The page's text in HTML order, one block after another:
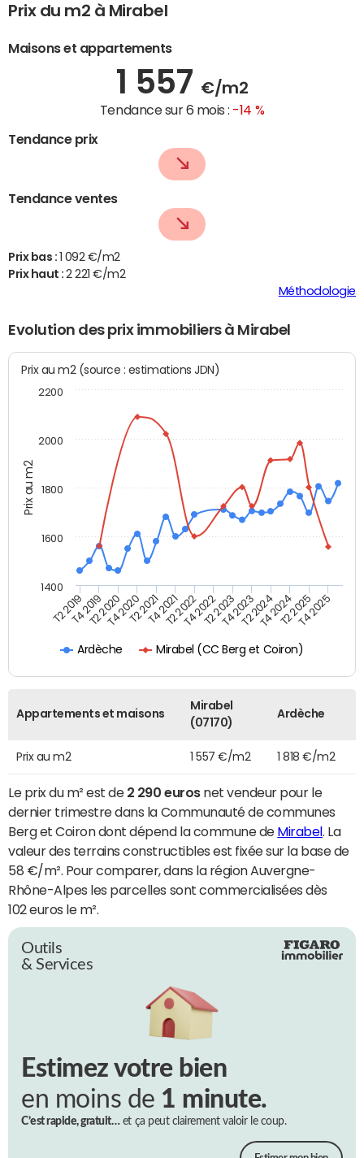
Prix du m2 à Mirabel
Maisons et appartements
1 557 €/m2
Tendance sur 6 mois : -14 %
Tendance prix
Tendance ventes
Prix bas :
1 092 €/m2
Prix haut :2 221 €/m2
Méthodologie
Evolution des prix immobiliers à Mirabel
Prix au m2
Prix au m2 (source : estimations JDN)
Ardèche Mirabel (CC Berg et Coiron)
T2 2019T4 2019T2 2020T4 2020T2 2021T4 2021T2 2022T4 2022T2 2023T4 2023T2 2024T4 2024T2 2025T4 2025
1400
1600
1800
2000
2200
Appartements et maisons
Mirabel
(07170)
Ardèche
Prix au m2 1 557 €/m2 1 818 €/m2
Le prix du m² est de 2 290 eurosnet vendeur pour le
dernier trimestre dans la Communauté de communes
Berg et Coiron dont dépend la commune de Mirabel
. La
valeur des terrains constructibles est fixée sur la base de
58 €/m². Pour comparer, dans la région Auvergne-
Rhône-Alpes les parcelles sont commercialisées dès
102 euros le m².
Outils
& Services
Estimez votre bien
en moins de 1 minute.
C’est rapide, gratuit…et ça peut clairement valoir le coup.